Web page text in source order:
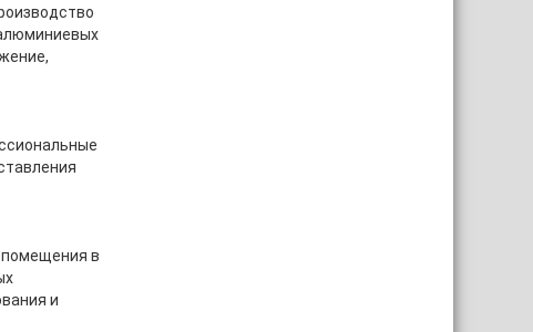
помещения в
и